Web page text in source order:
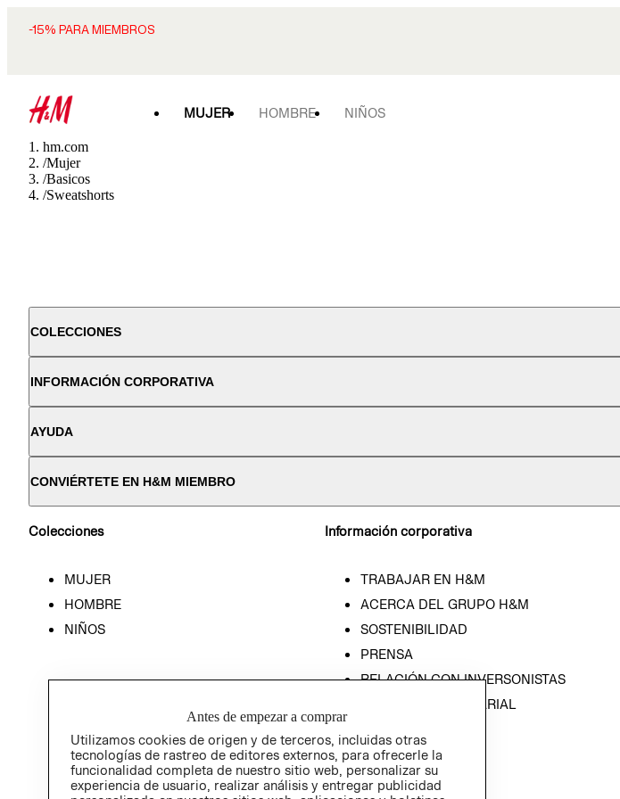
-15% PARA MIEMBROS
MUJER HOMBRE NIÑOS
hm.com
/Mujer
/Basicos
/Sweatshorts
COLECCIONES
INFORMACIÓN CORPORATIVA
AYUDA
CONVIÉRTETE EN H&M MIEMBRO
Colecciones
MUJER
HOMBRE
NIÑOS
Información corporativa
TRABAJAR EN H&M
ACERCA DEL GRUPO H&M
SOSTENIBILIDAD
PRENSA
RELACIÓN CON INVERSONISTAS
POLÍTICA EMPRESARIAL
Antes de empezar a comprar
Utilizamos cookies de origen y de terceros, incluidas otras
tecnologías de rastreo de editores externos, para ofrecerle la
funcionalidad completa de nuestro sitio web, personalizar su
experiencia de usuario, realizar análisis y entregar publicidad